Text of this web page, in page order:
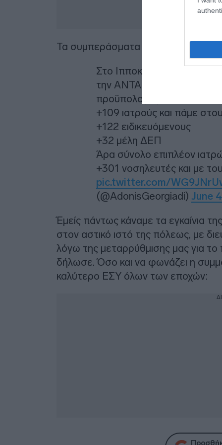
Τα συμπεράσματα δικά σας
Στο Ιπποκράτειο
την ΑΝΤΑΡΣΥΑ και
προϋπολογισμό του κατά
+109 ιατρούς και πάμε
+122 ειδικευόμενους
+32 μέλη ΔΕΠ
Άρα σύνολο επιπλέον
+301 νοσηλευτές και με
pic.twitter.com/
(@AdonisGeorgiadi) June
Έμείς πάντως κάναμε τα εγκαίνια
στον αστικό ιστό της πόλεως, με
λόγω της μεταρρύθμισης μας για το
δήλωσε. Όσο και να φωνάζει η
καλύτερο ΕΣΥ όλων των εποχών: